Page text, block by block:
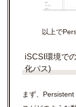
以上で
iSCSI環境で
化パス)
まず、